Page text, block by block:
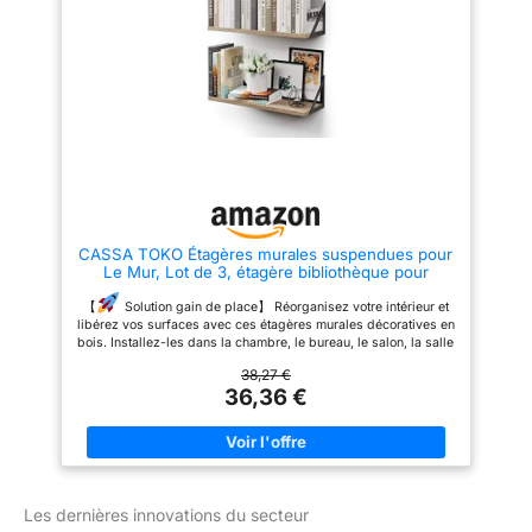
durable : Les bords lisses et les
caches-vis assurent un rendu
élégant, propre et sécurisé.
Cette bibliothèque est conçue
pour durer, et chaque
compartiment supporte jusqu’à
10 kg Montage facile : Les
CASSA TOKO Étagères murales suspendues pour
Le Mur, Lot de 3, étagère bibliothèque pour
Chambre à Coucher, Salon, Bureau, Salle de Bain,
Cuisine, Bois Rustique avec Support métallique
(Naturel)
【
Solution gain de place】 Réorganisez votre intérieur et
libérez vos surfaces avec ces étagères murales décoratives en
bois. Installez-les dans la chambre, le bureau, le salon, la salle
s’adaptent à tout usage : porte-serviettes ou étagères de salle
de bain, étagères à épices, de cuisine, de chambre d’enfant ou
chacune de nos étagères murales en bois a une capacité de
charge incroyable de 18 kg ! L'étagère est fabriquée en bois de
paulownia de haute qualité, léger mais stable, également
aux étagères murales en bois de pin. Les planches en bois
38,27 €
36,36 €
Les dernières innovations du secteur